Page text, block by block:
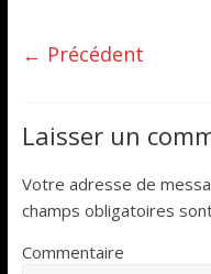
← Précédent
Laisser un
Votre adresse de
champs obligatoires
Commentaire